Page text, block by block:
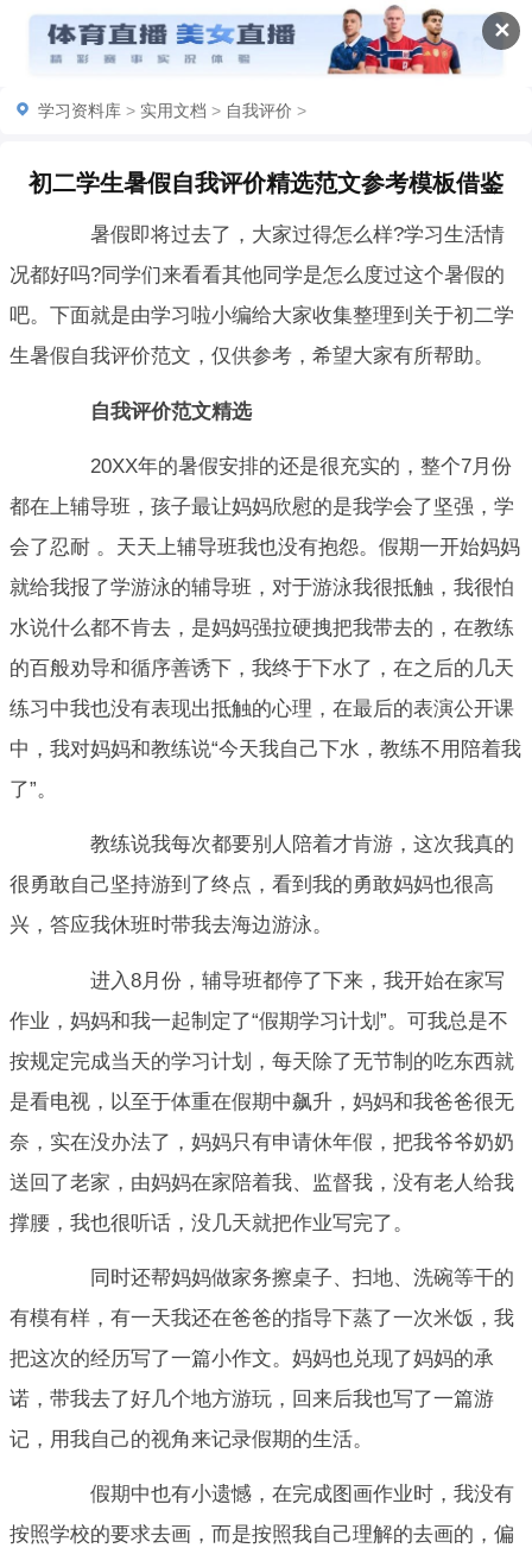
✕
学习资料库 > 实用文档 > 自我评价 >
初二学生暑假自我评价精选范文参考模板借鉴
暑假即将过去了，大家过得怎么样?学习生活情
况都好吗?同学们来看看其他同学是怎么度过这个暑假的
吧。下面就是由学习啦小编给大家收集整理到关于初二学
生暑假自我评价范文，仅供参考，希望大家有所帮助。
自我评价范文精选
20XX年的暑假安排的还是很充实的，整个7月份
都在上辅导班，孩子最让妈妈欣慰的是我学会了坚强，学
会了忍耐 。天天上辅导班我也没有抱怨。假期一开始妈妈
就给我报了学游泳的辅导班，对于游泳我很抵触，我很怕
水说什么都不肯去，是妈妈强拉硬拽把我带去的，在教练
的百般劝导和循序善诱下，我终于下水了，在之后的几天
练习中我也没有表现出抵触的心理，在最后的表演公开课
中，我对妈妈和教练说“今天我自己下水，教练不用陪着我
了”。
教练说我每次都要别人陪着才肯游，这次我真的
很勇敢自己坚持游到了终点，看到我的勇敢妈妈也很高
兴，答应我休班时带我去海边游泳。
进入8月份，辅导班都停了下来，我开始在家写
作业，妈妈和我一起制定了“假期学习计划”。可我总是不
按规定完成当天的学习计划，每天除了无节制的吃东西就
是看电视，以至于体重在假期中飙升，妈妈和我爸爸很无
奈，实在没办法了，妈妈只有申请休年假，把我爷爷奶奶
送回了老家，由妈妈在家陪着我、监督我，没有老人给我
撑腰，我也很听话，没几天就把作业写完了。
同时还帮妈妈做家务擦桌子、扫地、洗碗等干的
有模有样，有一天我还在爸爸的指导下蒸了一次米饭，我
把这次的经历写了一篇小作文。妈妈也兑现了妈妈的承
诺，带我去了好几个地方游玩，回来后我也写了一篇游
记，用我自己的视角来记录假期的生活。
假期中也有小遗憾，在完成图画作业时，我没有
按照学校的要求去画，而是按照我自己理解的去画的，偏